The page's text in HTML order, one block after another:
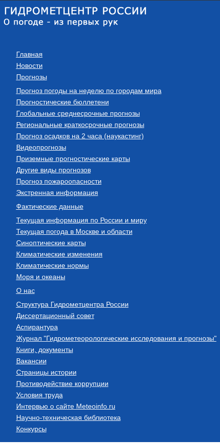
Главная
Новости
Прогнозы
Прогноз погоды на неделю по городам мира
Прогностические бюллетени
Глобальные среднесрочные прогнозы
Региональные краткосрочные прогнозы
Прогноз осадков на 2 часа (наукастинг)
Видеопрогнозы
Приземные прогностические карты
Другие виды прогнозов
Прогноз пожароопасности
Экстренная информация
Фактические данные
Текущая информация по России и миру
Текущая погода в Москве и области
Синоптические карты
Климатические изменения
Климатические нормы
Моря и океаны
О нас
Структура Гидрометцентра России
Диссертационный совет
Аспирантура
Журнал "Гидрометеорологические исследования и прогнозы"
Книги, документы
Вакансии
Страницы истории
Противодействие коррупции
Условия труда
Интервью о сайте Meteoinfo.ru
Научно-техническая библиотека
Конкурсы